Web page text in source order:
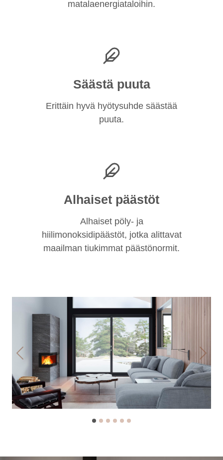
matalaenergiataloihin.
Säästä puuta
Erittäin hyvä hyötysuhde säästää
puuta.
Alhaiset päästöt
Alhaiset pöly- ja
hiilimonoksidipäästöt, jotka alittavat
maailman tiukimmat päästönormit.
Previous Next